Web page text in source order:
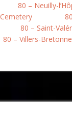
80 – Neuilly-
80 – Saint-
80 – Villers-